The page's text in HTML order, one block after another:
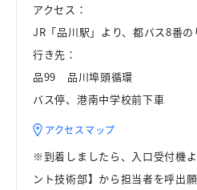
アクセス：
JR「品川駅」より、都バス8番の
行き先：
品99 品川埠頭循環
バス停、港南中学校前下車
アクセスマップ
※到着しましたら、入口受付機
ント技術部】から担当者を呼出願